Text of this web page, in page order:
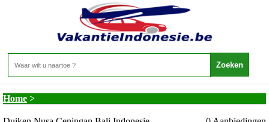
Indonesie - Duikvakantie Indonesie Bali - Duiken
Home >